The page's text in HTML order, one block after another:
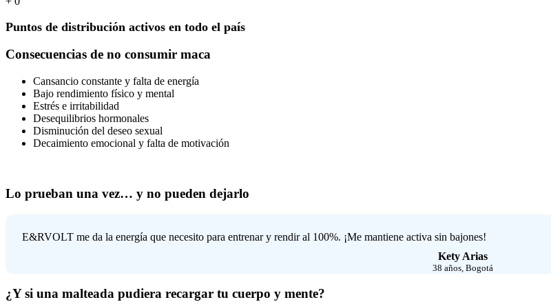
Puntos de distribución activos en todo el país
Consecuencias de no consumir maca
Cansancio constante y falta de energía
Bajo rendimiento físico y mental
Estrés e irritabilidad
Desequilibrios hormonales
Disminución del deseo sexual
Decaimiento emocional y falta de motivación
Lo prueban una vez… y no pueden dejarlo
E&RVOLT me da la energía que necesito para entrenar y rendir al 100%. ¡Me mantiene activa sin bajones!
Kety Arias
38 años, Bogotá
¿Y si una malteada pudiera recargar tu cuerpo y mente?